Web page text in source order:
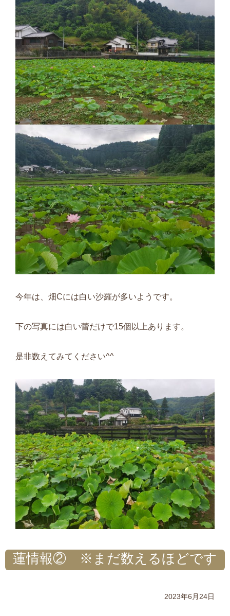
今年は、畑Cには白い沙羅が多いようです。
下の写真には白い蕾だけで15個以上あります。
是非数えてみてください^^
蓮情報② ※まだ数えるほどです
2023年6月24日